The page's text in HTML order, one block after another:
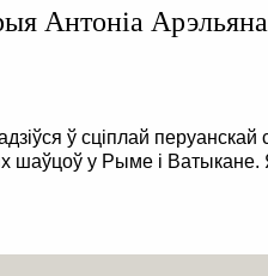
Антоніа
ў сціплай перуанскай
шаўцоў у Рыме і Ватыкане.